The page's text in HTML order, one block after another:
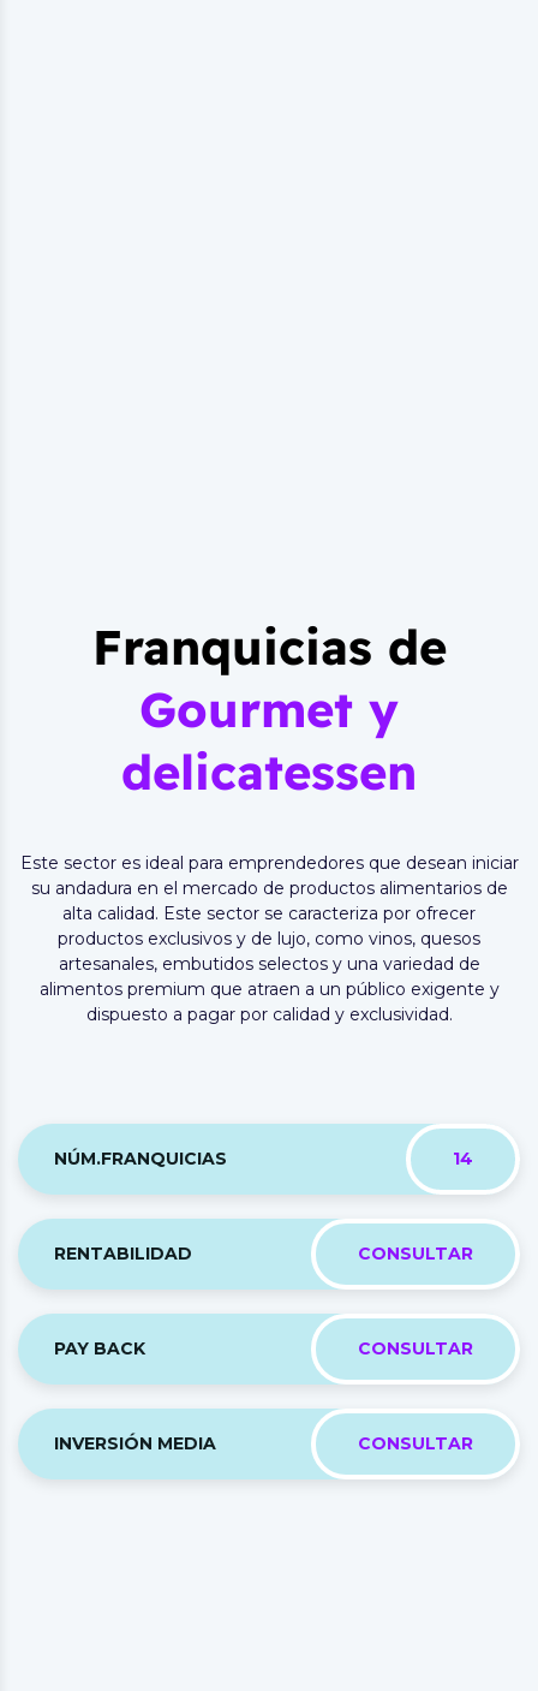
Franquicias de
Gourmet y
delicatessen
Este sector es ideal para emprendedores que desean iniciar
su andadura en el mercado de productos alimentarios de
alta calidad. Este sector se caracteriza por ofrecer
productos exclusivos y de lujo, como vinos, quesos
artesanales, embutidos selectos y una variedad de
alimentos premium que atraen a un público exigente y
dispuesto a pagar por calidad y exclusividad.
NÚM.FRANQUICIAS 14
RENTABILIDAD CONSULTAR
PAY BACK CONSULTAR
INVERSIÓN MEDIA CONSULTAR